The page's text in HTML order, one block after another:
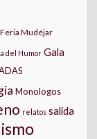
Feria Mudéjar
del Humor Gala
Monologos
relatos salida